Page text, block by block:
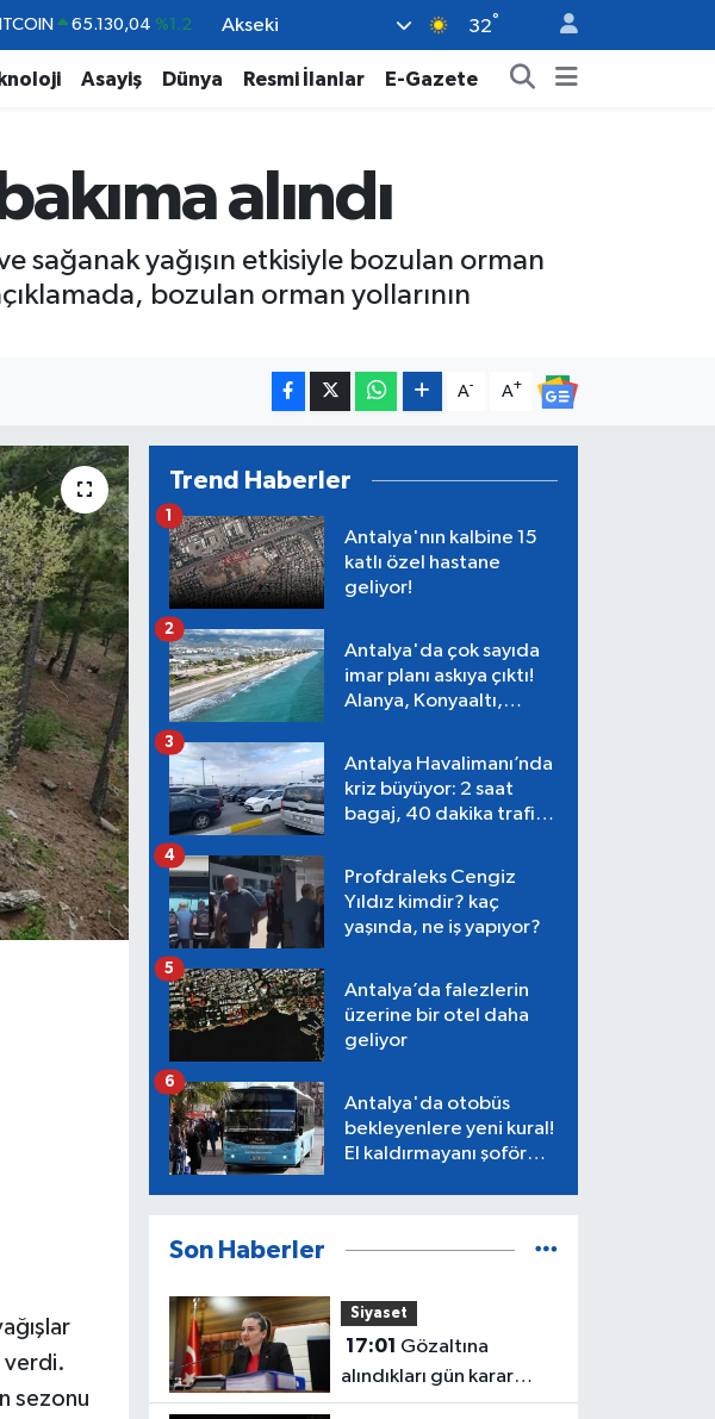
DOLAR 47,7069 %0.17
EURO 55,0265 %0.01
BİST100 13.887 %64
Akseki 32°
Asayiş Dünya Resmi İlanlar E-Gazete
alındı
sağanak yağışın etkisiyle bozulan orman
bozulan orman yollarının
A- A+
verdi.
sezonu
Trend Haberler
Antalya'nın kalbine 15
katlı özel hastane
geliyor!
1
Antalya'da çok sayıda
imar planı askıya çıktı!
Alanya, Konyaaltı,
2
Antalya Havalimanı’nda
kriz büyüyor: 2 saat
bagaj, 40 dakika trafik,
3
Profdraleks Cengiz
Yıldız kimdir? kaç
yaşında, ne iş yapıyor?
4
Antalya’da falezlerin
üzerine bir otel daha
geliyor
5
Antalya'da otobüs
bekleyenlere yeni kural!
El kaldırmayanı şoför
6
Son Haberler
Siyaset
17:01
alındıkları gün karar
verilmiş! Büşra